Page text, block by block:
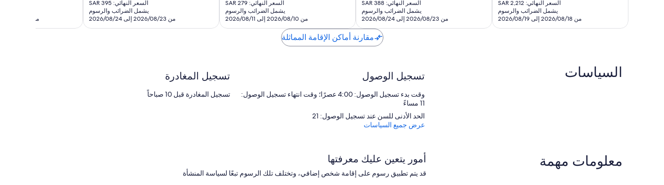
هو
SAR
1,843
السعر النهائي: SAR 2,212
يشمل الضرائب والرسوم
من 2026/08/18 إلى 2026/08/19
هو
SAR
323
السعر النهائي: SAR 388
يشمل الضرائب والرسوم
من 2026/08/23 إلى 2026/08/24
هو
SAR
232
السعر النهائي: SAR 279
يشمل الضرائب والرسوم
من 2026/08/10 إلى 2026/08/11
هو
SAR
329
السعر النهائي: SAR 395
يشمل الضرائب والرسوم
من 2026/08/23 إلى 2026/08/24
من 2026/08/23 إلى 2026/08/24
مقارنة أماكن الإقامة المماثلة
السياسات تسجيل الوصول
وقت بدء تسجيل الوصول: 4:00 عصرًا؛ وقت انتهاء تسجيل الوصول:
11 مساءً
الحد الأدنى للسن عند تسجيل الوصول: 21
تسجيل المغادرة
تسجيل المغادرة قبل 10 صباحاً
عرض جميع السياسات
معلومات مهمة أمور يتعين عليك معرفتها
قد يتم تطبيق رسوم على إقامة شخص إضافي، وتختلف تلك الرسوم تبعًا لسياسة المنشأة